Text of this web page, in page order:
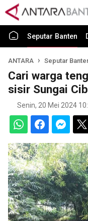
Seputar Banten
ANTARA Seputar
Cari warga
sisir Sungai
Senin, 20 Mei 2024